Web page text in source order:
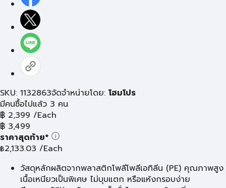
SKU: 1132863จัดจำหน่ายโดย: โฮมโปร
มีคนซื้อไปแล้ว 3 คน
฿ 2,399 /Each
฿ 3,499
ราคาสุดท้าย*
฿2,133.03 /Each
วัสดุหลักผลิตจากพลาสติกโพลีโพลีเอทิลีน (PE) คุณภาพสูง
เนื้อเหนียวเป็นพิเศษ ไม่บุบแตก หรือแห้งกรอบง่าย